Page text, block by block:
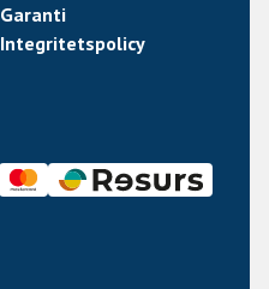
Garanti
Integritetspolicy